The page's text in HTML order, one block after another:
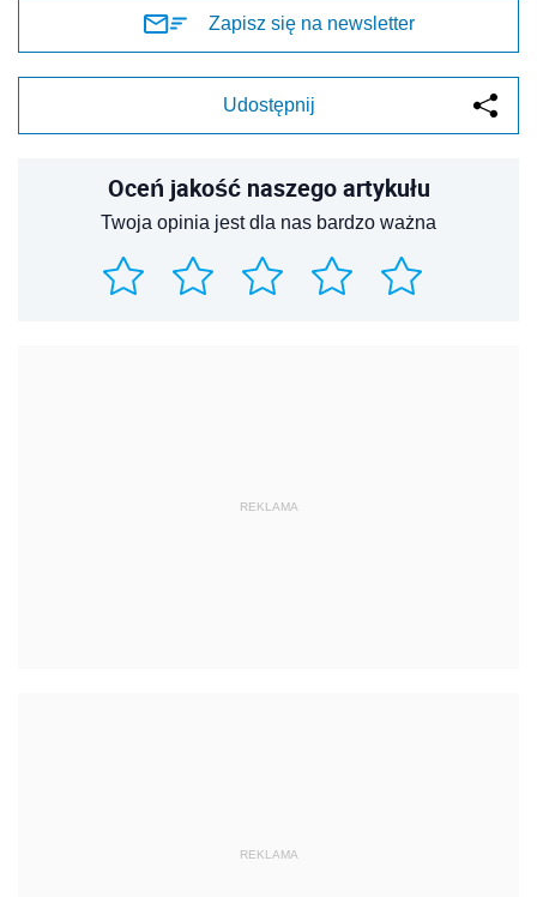
Zapisz się na newsletter
Udostępnij
Oceń jakość naszego artykułu
Twoja opinia jest dla nas bardzo ważna
REKLAMA
REKLAMA